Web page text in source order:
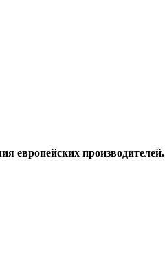
европейских производителей.